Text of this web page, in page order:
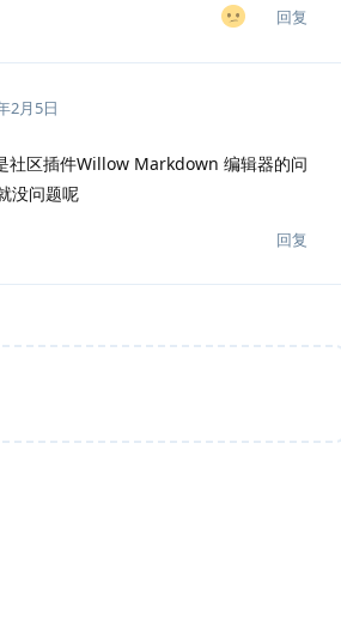
回复
2月5日
社区插件Willow Markdown 编辑器的问
没问题呢
回复